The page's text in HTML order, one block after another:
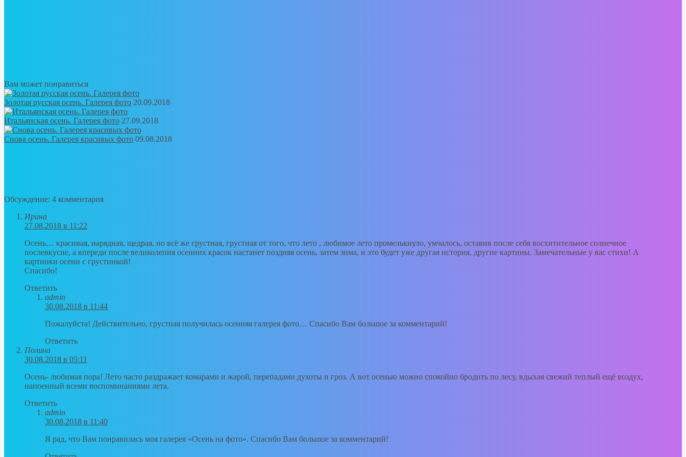
Вам может понравиться
Золотая русская осень. Галерея фото 20.09.2018
Итальянская осень. Галерея фото 27.09.2018
Снова осень. Галерея красивых фото 09.08.2018
Обсуждение: 4 комментария
Ирина
27.08.2018 в 11:22
Осень… красивая, нарядная, щедрая, но всё же грустная, грустная от того, что лето , любимое лето промелькнуло, умчалось, оставив после себя восхитительное солнечное
послевкусие, а впереди после великолепия осенних красок настанет поздняя осень, затем зима, и это будет уже другая история, другие картины. Замечательные у вас стихи! А
картинки осени с грустинкой!
Спасибо!
Ответить
admin
30.08.2018 в 11:44
Пожалуйста! Действительно, грустная получилась осенняя галерея фото… Спасибо Вам большое за комментарий!
Ответить
Полина
30.08.2018 в 05:11
Осень- любимая пора! Лето часто раздражает комарами и жарой, перепадами духоты и гроз. А вот осенью можно спокойно бродить по лесу, вдыхая свежий теплый ещё воздух,
напоенный всеми воспоминаниями лета.
Ответить
admin
30.08.2018 в 11:40
Я рад, что Вам понравилась моя галерея «Осень на фото». Спасибо Вам большое за комментарий!